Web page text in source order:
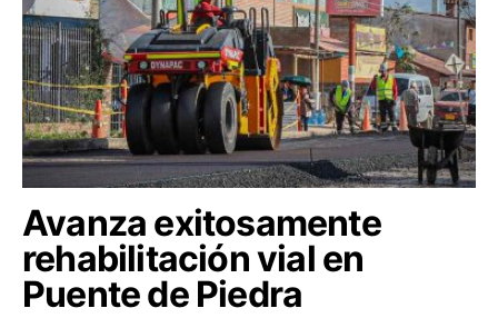
Avanza exitosamente
rehabilitación vial en
Puente de Piedra